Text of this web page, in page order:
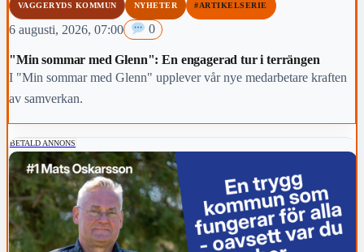
VAGGERYDS KOMMUN NYHETER #ARTIKELSERIE
6 augusti, 2026, 07:00 0
"Min sommar med Glenn": En engagerad tur i terrängen
I "Min sommar med Glenn" upplever vår nye medarbetare kraften
av samverkan.
BETALD ANNONS